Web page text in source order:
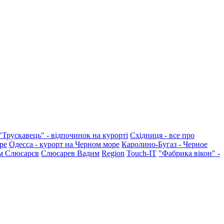
- відпочинок на курорті Східниця - все про
Одесса - курорт на Черном море Каролино-Бугаз - Черное
Слюсарєв Слюсарев Вадим Region Touch-IT "Фабрика вікон" -